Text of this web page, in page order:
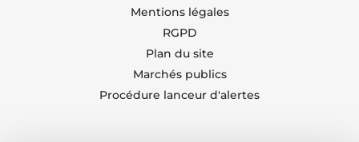
Mentions légales
RGPD
Plan du site
Marchés publics
Procédure lanceur d'alertes